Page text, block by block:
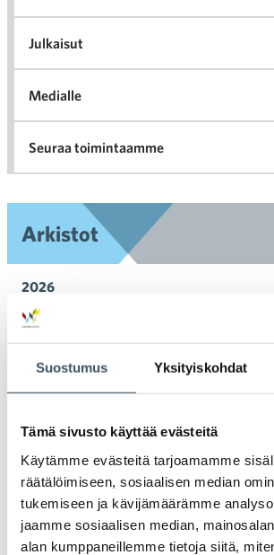
Suostumus Yksityiskohdat
Tämä sivusto käyttää evästeitä
Käytämme evästeitä tarjoamamme
räätälöimiseen, sosiaalisen median
tukemiseen ja kävijämäärämme
jaamme sosiaalisen median,
alan kumppaneillemme tietoja siitä,
Julkaisut
Medialle
Seuraa toimintaamme
Arkistot
2026
2025
2024
2023
2022